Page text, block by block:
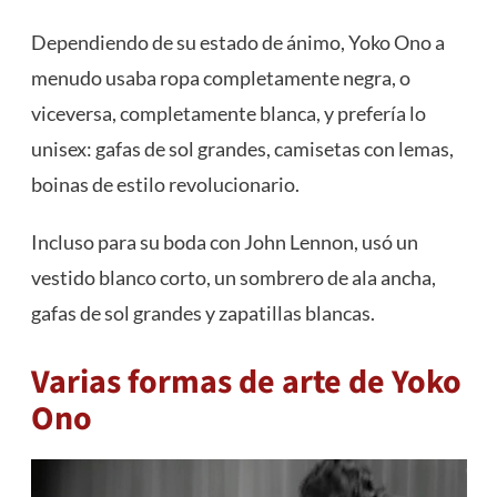
Dependiendo de su estado de ánimo, Yoko Ono a
menudo usaba ropa completamente negra, o
viceversa, completamente blanca, y prefería lo
unisex: gafas de sol grandes, camisetas con lemas,
boinas de estilo revolucionario.
Incluso para su boda con John Lennon, usó un
vestido blanco corto, un sombrero de ala ancha,
gafas de sol grandes y zapatillas blancas.
Varias formas de arte de Yoko
Ono